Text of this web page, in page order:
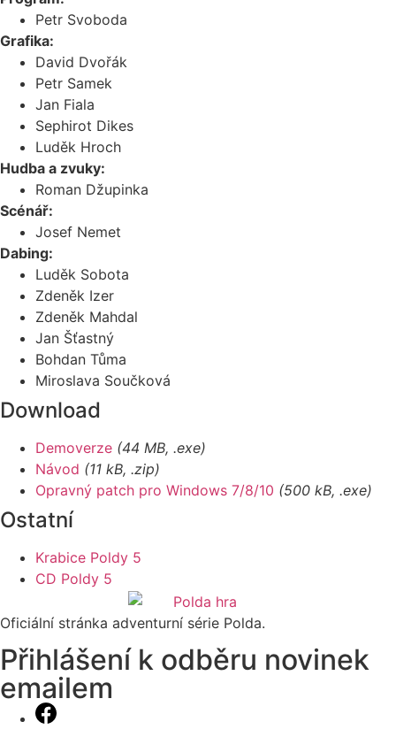
Petr Svoboda
Grafika:
David Dvořák
Petr Samek
Jan Fiala
Sephirot Dikes
Luděk Hroch
Hudba a zvuky:
Roman Džupinka
Scénář:
Josef Nemet
Dabing:
Luděk Sobota
Zdeněk Izer
Zdeněk Mahdal
Jan Šťastný
Bohdan Tůma
Miroslava Součková
Download
Demoverze (44 MB, .exe)
Návod (11 kB, .zip)
Opravný patch pro Windows 7/8/10 (500 kB, .exe)
Ostatní
Krabice Poldy 5
CD Poldy 5
Oficiální stránka adventurní série Polda.
Přihlášení k odběru novinek
emailem